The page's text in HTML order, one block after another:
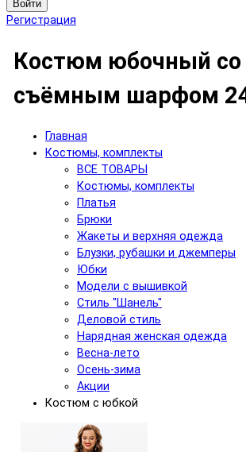
Войти
Регистрация
Костюм юбочный со
съёмным шарфом
Главная
Костюмы, комплекты
ВСЕ ТОВАРЫ
Костюмы, комплекты
Платья
Брюки
Жакеты и верхняя одежда
Блузки, рубашки и джемперы
Юбки
Модели с вышивкой
Стиль "Шанель"
Деловой стиль
Нарядная женская одежда
Весна-лето
Осень-зима
Акции
Костюм с юбкой